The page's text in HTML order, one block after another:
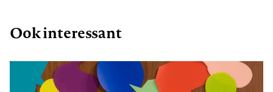
Ook interessant